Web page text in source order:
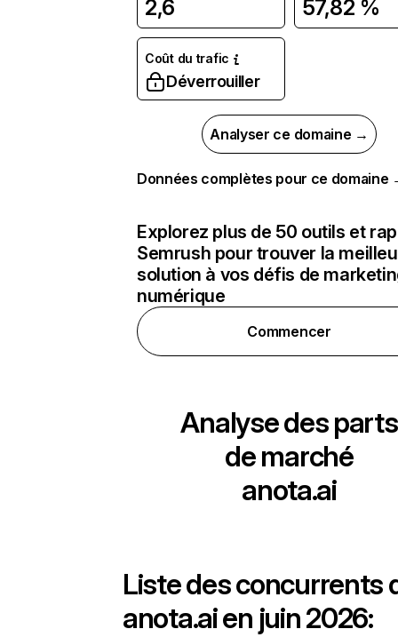
2,6 57,82 %
Coût du trafic
Déverrouiller
Analyser ce domaine →
Données complètes pour ce domaine
Explorez plus de 50 outils et
Semrush pour trouver la
solution à vos défis de
numérique
Commencer
Analyse des parts
de marché
anota.ai
Liste des concurrents
anota.ai en juin 2026: